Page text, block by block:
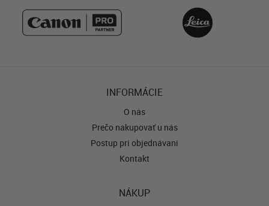
INFORMÁCIE
O nás
Prečo nakupovať u nás
Postup pri objednávaní
Kontakt
NÁKUP